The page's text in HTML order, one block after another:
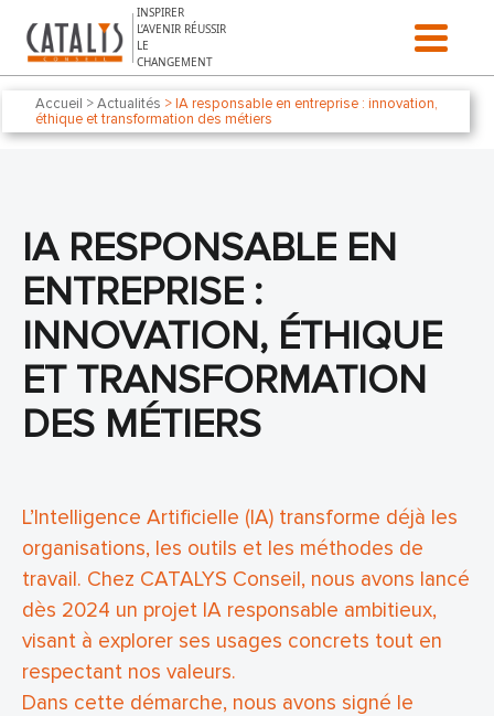
INSPIRER
L’AVENIR RÉUSSIR
LE
CHANGEMENT
Accueil > Actualités > IA responsable en entreprise : innovation,
éthique et transformation des métiers
IA RESPONSABLE EN
ENTREPRISE :
INNOVATION, ÉTHIQUE
ET TRANSFORMATION
DES MÉTIERS
L’Intelligence Artificielle (IA) transforme déjà les
organisations, les outils et les méthodes de
travail. Chez CATALYS Conseil, nous avons lancé
dès 2024 un projet IA responsable ambitieux,
visant à explorer ses usages concrets tout en
respectant nos valeurs.
Dans cette démarche, nous avons signé le